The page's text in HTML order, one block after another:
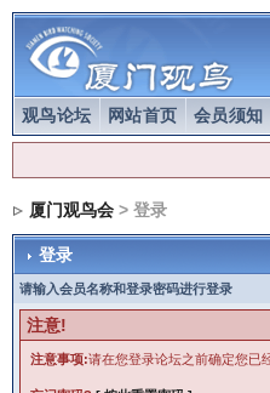
观鸟论坛 网站首页 会员须知
厦门观鸟会> 登录
登录
请输入会员名称和登录密码进行登录
注意!
注意事项:请在您登录论坛之前确定您已